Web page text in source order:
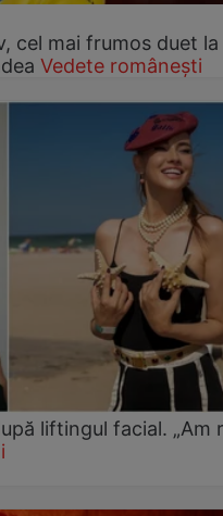
cel mai frumos duet la
Vedete românești
liftingul facial. „Am